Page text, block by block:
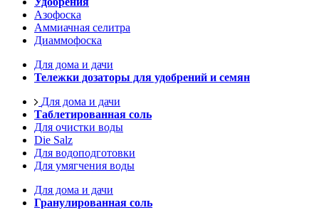
Азофоска
Аммиачная селитра
Диаммофоска
Для дома и дачи
Тележки дозаторы для удобрений и семян
Для дома и дачи
Таблетированная соль
Для очистки воды
Die Salz
Для водоподготовки
Для умягчения воды
Для дома и дачи
Гранулированная соль